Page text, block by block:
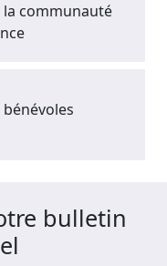
communauté
bulletin